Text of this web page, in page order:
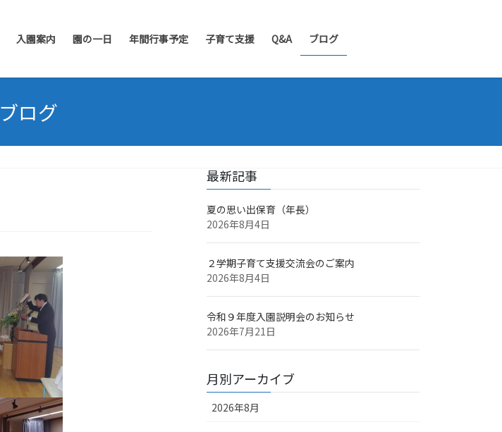
入園案内 園の一日 年間行事予定 子育て支援 Q&A ブログ
ブログ
最新記事
夏の思い出保育（年長）
2026年8月4日
２学期子育て支援交流会のご案内
2026年8月4日
令和９年度入園説明会のお知らせ
2026年7月21日
月別アーカイブ
2026年8月